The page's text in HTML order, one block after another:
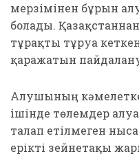
мерзімінен бұрын
болады.
тұрақты тұруға
қаражатын
Алушының кәмелетке
ішінде төлемдер
талап етілмеген
ерікті зейнетақы